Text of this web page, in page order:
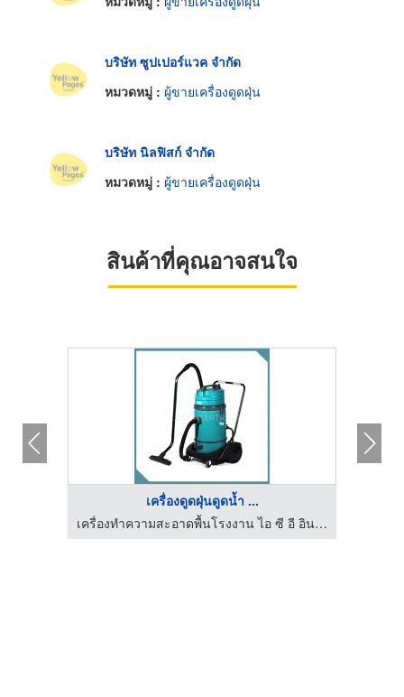
บริษัท ซูปเปอร์แวค จำกัด
หมวดหมู่ : ผู้ขายเครื่องดูดฝุ่น
บริษัท นิลฟิสก์ จำกัด
หมวดหมู่ : ผู้ขายเครื่องดูดฝุ่น
สินค้าที่คุณอาจสนใจ
เครื่องดูดฝุ่นดูดน้ำ ...
เครื่องทำความสะอาดพื้นโรงงาน ไอ ซี อี อินเตอร์เทรด